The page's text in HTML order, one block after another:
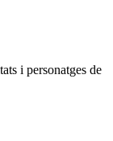
i personatges de